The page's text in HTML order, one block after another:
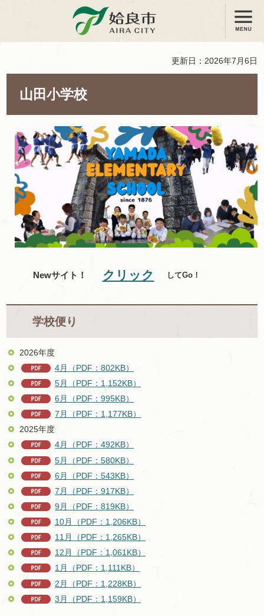
姶良市 メニュー
更新日：2026年7月6日
山田小学校
Newサイト！ クリック してGo！
学校便り
2026年度
4月（PDF：802KB）
5月（PDF：1,152KB）
6月（PDF：995KB）
7月（PDF：1,177KB）
2025年度
4月（PDF：492KB）
5月（PDF：580KB）
6月（PDF：543KB）
7月（PDF：917KB）
9月（PDF：819KB）
10月（PDF：1,206KB）
11月（PDF：1,265KB）
12月（PDF：1,061KB）
1月（PDF：1,111KB）
2月（PDF：1,228KB）
3月（PDF：1,159KB）